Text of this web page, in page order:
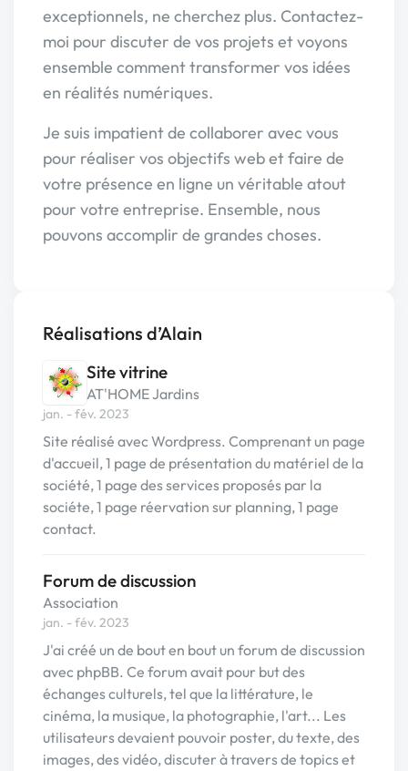
exceptionnels, ne cherchez plus. Contactez-
moi pour discuter de vos projets et voyons
ensemble comment transformer vos idées
en réalités numériques.
Je suis impatient de collaborer avec vous
pour réaliser vos objectifs web et faire de
votre présence en ligne un véritable atout
pour votre entreprise. Ensemble, nous
pouvons accomplir de grandes choses.
Réalisations d’Alain
Site vitrine
AT'HOME Jardins
jan. - fév. 2023
Site réalisé avec Wordpress. Comprenant un page
d'accueil, 1 page de présentation du matériel de la
société, 1 page des services proposés par la
sociéte, 1 page réervation sur planning, 1 page
contact.
Forum de discussion
Association
jan. - fév. 2023
J'ai créé un de bout en bout un forum de discussion
avec phpBB. Ce forum avait pour but des
échanges culturels, tel que la littérature, le
cinéma, la musique, la photographie, l'art... Les
utilisateurs devaient pouvoir poster, du texte, des
images, des vidéo, discuter à travers de topics et